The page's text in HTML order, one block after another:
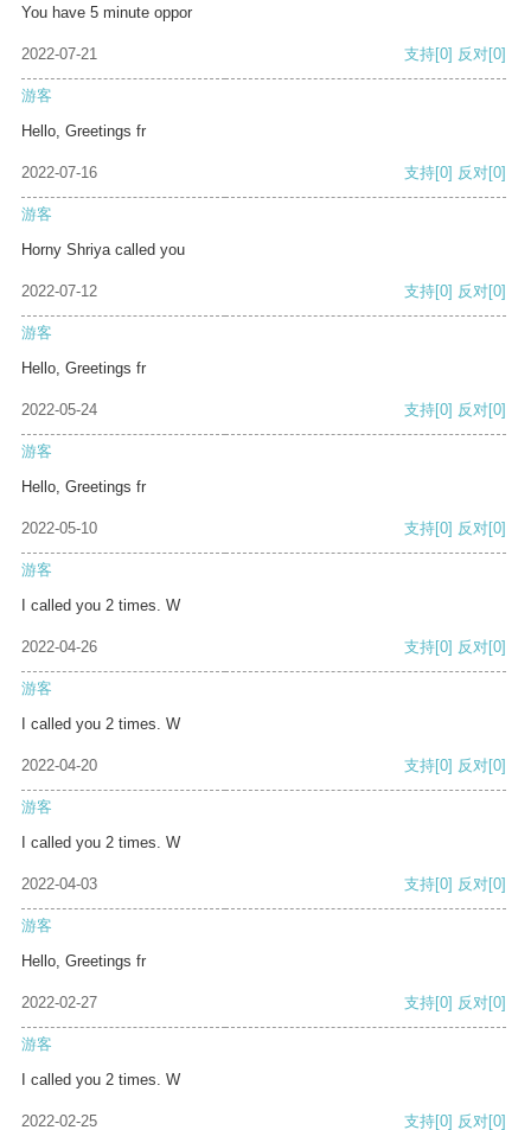
You have 5 minute oppor
2022-07-21 支持[0] 反对[0]
游客
Hello, Greetings fr
2022-07-16 支持[0] 反对[0]
游客
Horny Shriya called you
2022-07-12 支持[0] 反对[0]
游客
Hello, Greetings fr
2022-05-24 支持[0] 反对[0]
游客
Hello, Greetings fr
2022-05-10 支持[0] 反对[0]
游客
I called you 2 times. W
2022-04-26 支持[0] 反对[0]
游客
I called you 2 times. W
2022-04-20 支持[0] 反对[0]
游客
I called you 2 times. W
2022-04-03 支持[0] 反对[0]
游客
Hello, Greetings fr
2022-02-27 支持[0] 反对[0]
游客
I called you 2 times. W
2022-02-25 支持[0] 反对[0]